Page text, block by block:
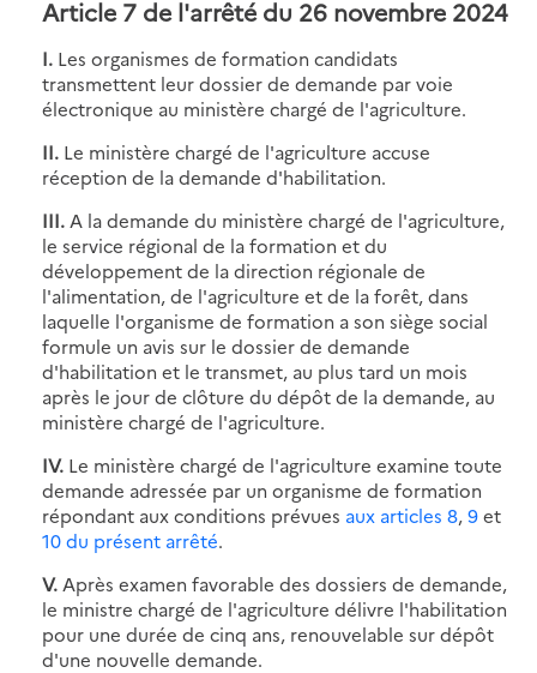
Article 7 de l'arrêté du 26 novembre 2024
I. Les organismes de formation candidats
transmettent leur dossier de demande par voie
électronique au ministère chargé de l'agriculture.
II. Le ministère chargé de l'agriculture accuse
réception de la demande d'habilitation.
III. A la demande du ministère chargé de l'agriculture,
le service régional de la formation et du
développement de la direction régionale de
l'alimentation, de l'agriculture et de la forêt, dans
laquelle l'organisme de formation a son siège social
formule un avis sur le dossier de demande
d'habilitation et le transmet, au plus tard un mois
après le jour de clôture du dépôt de la demande, au
ministère chargé de l'agriculture.
IV. Le ministère chargé de l'agriculture examine toute
demande adressée par un organisme de formation
répondant aux conditions prévues aux articles 8,9et
10 du présent arrêté.
V. Après examen favorable des dossiers de demande,
le ministre chargé de l'agriculture délivre l'habilitation
pour une durée de cinq ans, renouvelable sur dépôt
d'une nouvelle demande.